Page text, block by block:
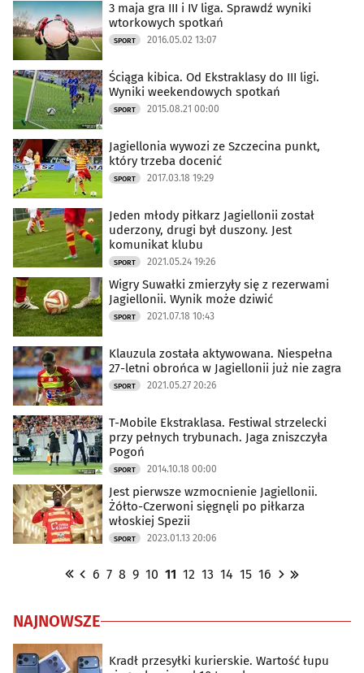
3 maja gra III i IV liga. Sprawdź wyniki
wtorkowych spotkań
SPORT 2016.05.02 13:07
Ściąga kibica. Od Ekstraklasy do III ligi.
Wyniki weekendowych spotkań
SPORT 2015.08.21 00:00
Jagiellonia wywozi ze Szczecina punkt,
który trzeba docenić
SPORT 2017.03.18 19:29
Jeden młody piłkarz Jagiellonii został
uderzony, drugi był duszony. Jest
komunikat klubu
SPORT 2021.05.24 19:26
Wigry Suwałki zmierzyły się z rezerwami
Jagiellonii. Wynik może dziwić
SPORT 2021.07.18 10:43
Klauzula została aktywowana. Niespełna
27-letni obrońca w Jagiellonii już nie zagra
SPORT 2021.05.27 20:26
T-Mobile Ekstraklasa. Festiwal strzelecki
przy pełnych trybunach. Jaga zniszczyła
Pogoń
SPORT 2014.10.18 00:00
Jest pierwsze wzmocnienie Jagiellonii.
Żółto-Czerwoni sięgnęli po piłkarza
włoskiej Spezii
SPORT 2023.01.13 20:06
6 7 8 9 10 11 12 13 14 15 16
NAJNOWSZE
Kradł przesyłki kurierskie. Wartość łupu